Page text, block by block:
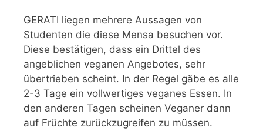
GERATI liegen mehrere Aussagen von
Studenten die diese Mensa besuchen vor.
Diese bestätigen, dass ein Drittel des
angeblichen veganen Angebotes, sehr
übertrieben scheint. In der Regel gäbe es alle
2-3 Tage ein vollwertiges veganes Essen. In
den anderen Tagen scheinen Veganer dann
auf Früchte zurückzugreifen zu müssen.